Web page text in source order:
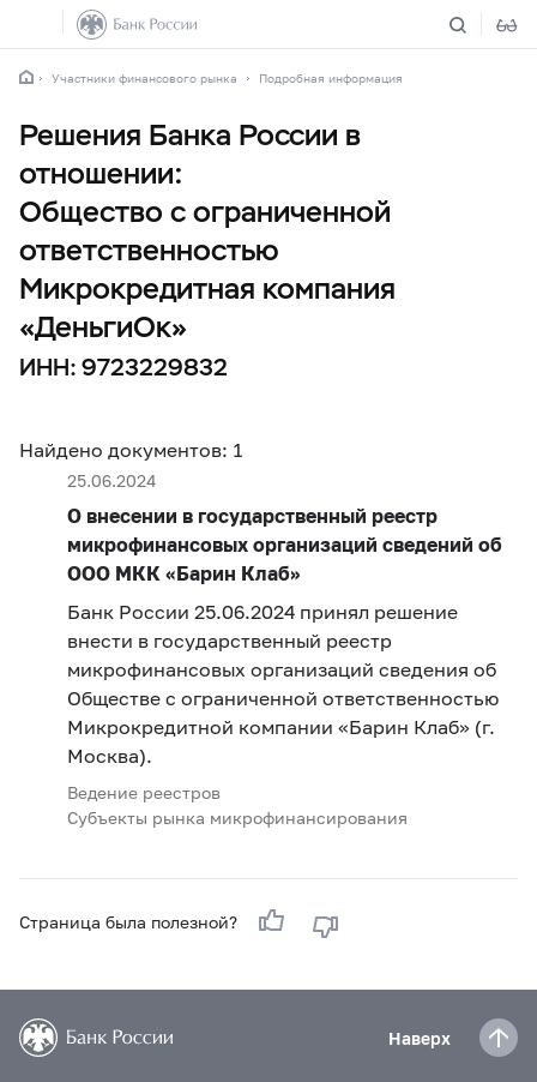
Участники финансового рынка Подробная информация
Решения Банка России в
отношении:
Общество с ограниченной
ответственностью
Микрокредитная компания
«ДеньгиОк»
ИНН: 9723229832
Найдено документов: 1
25.06.2024
О внесении в государственный реестр
микрофинансовых организаций сведений об
ООО МКК «Барин Клаб»
Банк России 25.06.2024 принял решение
внести в государственный реестр
микрофинансовых организаций сведения об
Обществе с ограниченной ответственностью
Микрокредитной компании «Барин Клаб» (г.
Москва).
Ведение реестров
Субъекты рынка микрофинансирования
Страница была полезной?
Наверх